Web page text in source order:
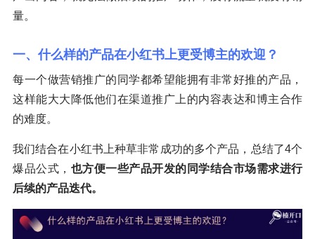
量。
一、什么样的产品在小红书上更受博主的欢迎？
每一个做营销推广的同学都希望能拥有非常好推的产品，
这样能大大降低他们在渠道推广上的内容表达和博主合作
的难度。
我们结合在小红书上种草非常成功的多个产品，总结了4个
爆品公式， 也方便一些产品开发的同学结合市场需求进行
后续的产品迭代。